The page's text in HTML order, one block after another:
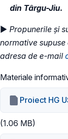
din Târgu-Jiu.
► Propunerile și
normative
adresa de e-mail
Materiale
Proiect HG
(1.06 MB)